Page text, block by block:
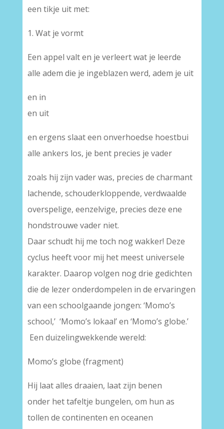
een tikje uit met:
1. Wat je vormt
Een appel valt en je verleert wat je leerde
alle adem die je ingeblazen werd, adem je uit
en in
en uit
en ergens slaat een onverhoedse hoestbui
alle ankers los, je bent precies je vader
zoals hij zijn vader was, precies de charmant
lachende, schouderkloppende, verdwaalde
overspelige, eenzelvige, precies deze ene
hondstrouwe vader niet.
Daar schudt hij me toch nog wakker! Deze
cyclus heeft voor mij het meest universele
karakter. Daarop volgen nog drie gedichten
die de lezer onderdompelen in de ervaringen
van een schoolgaande jongen: ‘Momo’s
school,’ ‘Momo’s lokaal’ en ‘Momo’s globe.’
Een duizelingwekkende wereld:
Momo’s globe (fragment)
Hij laat alles draaien, laat zijn benen
onder het tafeltje bungelen, om hun as
tollen de continenten en oceanen